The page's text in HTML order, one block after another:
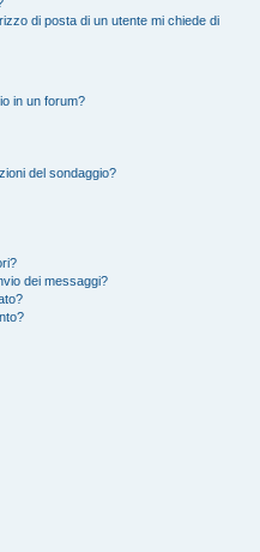
di posta di un utente mi chiede di
in un forum?
del sondaggio?
dei messaggi?